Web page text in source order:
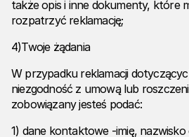
także opis i inne dokumenty, które
rozpatrzyć reklamację;
4)Twoje żądania
W przypadku reklamacji
niezgodność z umową lub
zobowiązany jesteś podać:
1) dane kontaktowe -imię, nazwisko